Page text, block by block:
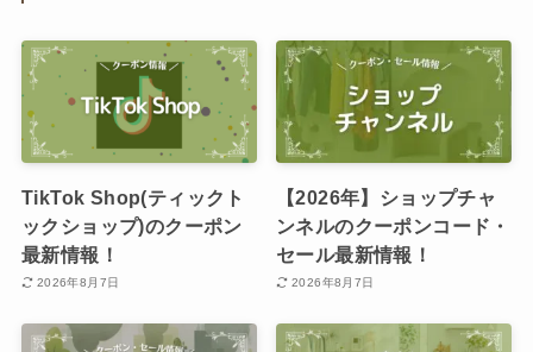
TikTok Shop(ティックト
ックショップ)のクーポン
最新情報！
2026年8月7日
【2026年】ショップチャ
ンネルのクーポンコード・
セール最新情報！
2026年8月7日